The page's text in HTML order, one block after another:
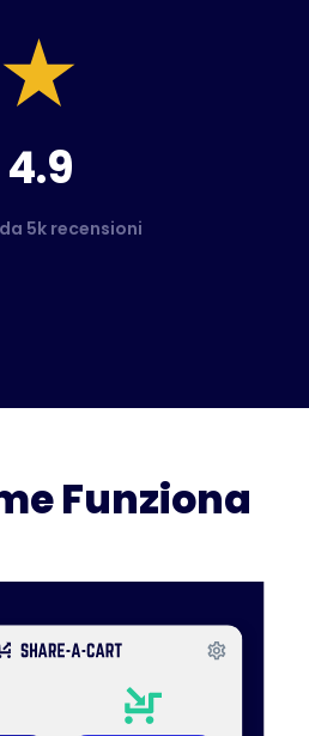
4.9
5k recensioni
Funziona